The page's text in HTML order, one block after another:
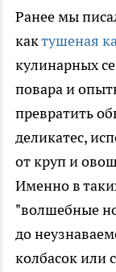
Ранее мы
кактушеная
кулинарных
повара и
превратить
деликатес,
от круп и
Именно в
"волшебные
до
колбасок или